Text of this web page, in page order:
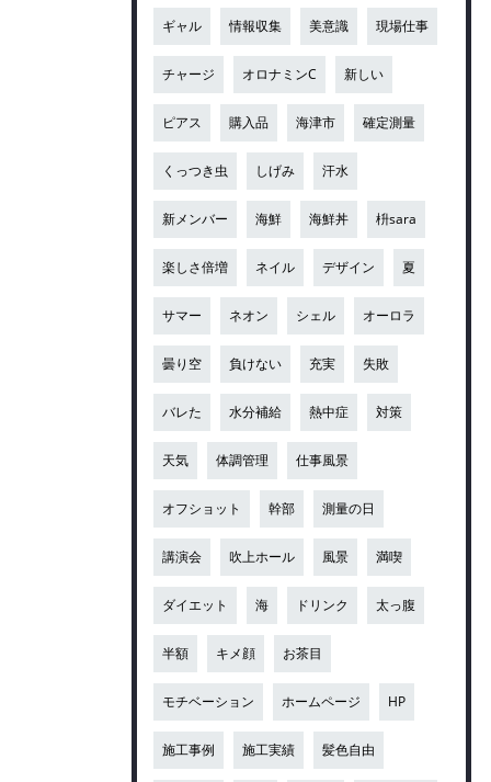
ギャル 情報収集 美意識 現場仕事
チャージ オロナミンC 新しい
ピアス 購入品 海津市 確定測量
くっつき虫 しげみ 汗水
新メンバー 海鮮 海鮮丼 枡sara
楽しさ倍増 ネイル デザイン 夏
サマー ネオン シェル オーロラ
曇り空 負けない 充実 失敗
バレた 水分補給 熱中症 対策
天気 体調管理 仕事風景
オフショット 幹部 測量の日
講演会 吹上ホール 風景 満喫
ダイエット 海 ドリンク 太っ腹
半額 キメ顔 お茶目
モチベーション ホームページ HP
施工事例 施工実績 髪色自由